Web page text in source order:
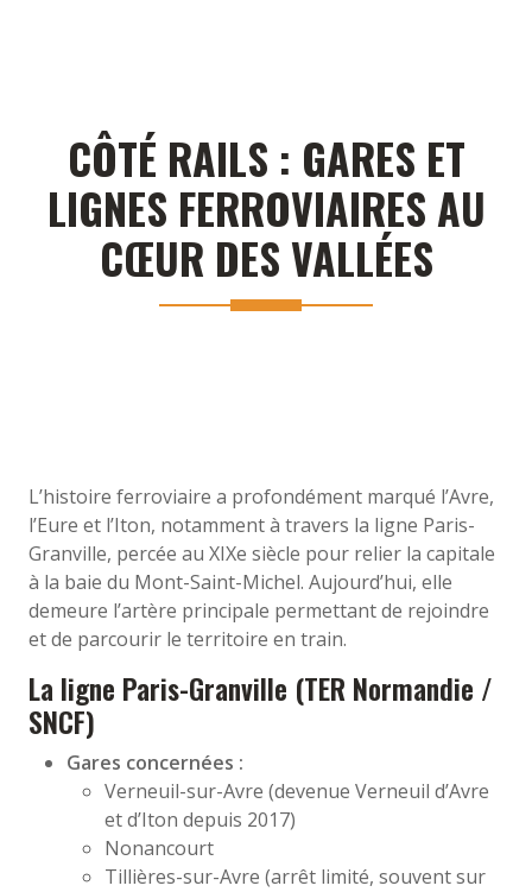
CÔTÉ RAILS : GARES ET
LIGNES FERROVIAIRES AU
CŒUR DES VALLÉES
L’histoire ferroviaire a profondément marqué l’Avre,
l’Eure et l’Iton, notamment à travers la ligne Paris-
Granville, percée au XIXe siècle pour relier la capitale
à la baie du Mont-Saint-Michel. Aujourd’hui, elle
demeure l’artère principale permettant de rejoindre
et de parcourir le territoire en train.
La ligne Paris-Granville (TER Normandie /
SNCF)
Gares concernées :
Verneuil-sur-Avre (devenue Verneuil d’Avre
et d’Iton depuis 2017)
Nonancourt
Tillières-sur-Avre (arrêt limité, souvent sur